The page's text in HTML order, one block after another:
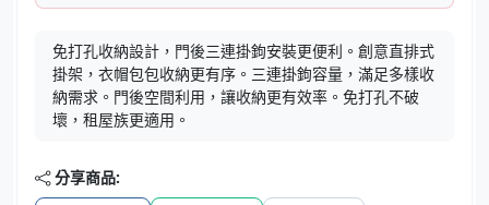
免打孔收納設計，門後三連掛鉤安裝更便利。創意直排式
掛架，衣帽包包收納更有序。三連掛鉤容量，滿足多樣收
納需求。門後空間利用，讓收納更有效率。免打孔不破
壞，租屋族更適用。
分享商品: